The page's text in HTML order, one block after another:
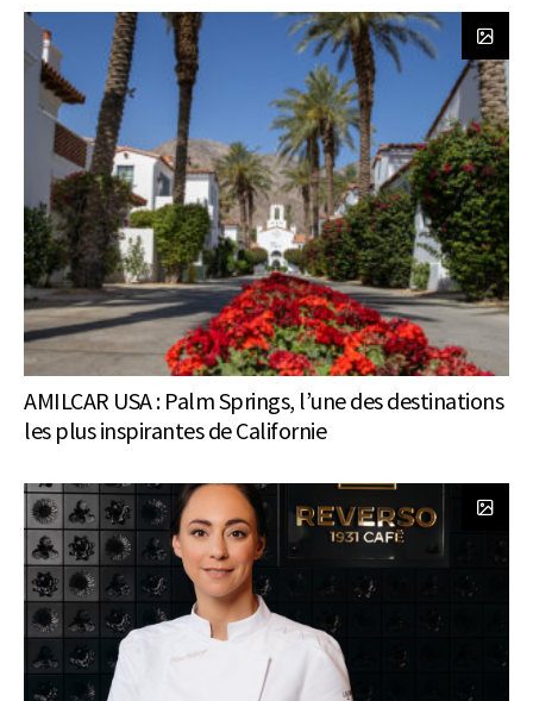
AMILCAR USA : Palm Springs, l’une des destinations
les plus inspirantes de Californie